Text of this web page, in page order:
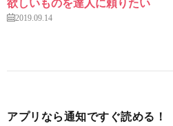
2019.09.14
アプリなら通知ですぐ読める！